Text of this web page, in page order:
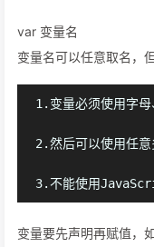
var 变量名
变量名可以任意取名，
1.变量必须使用字
2.然后可以使用任
变量要先声明再赋值，如